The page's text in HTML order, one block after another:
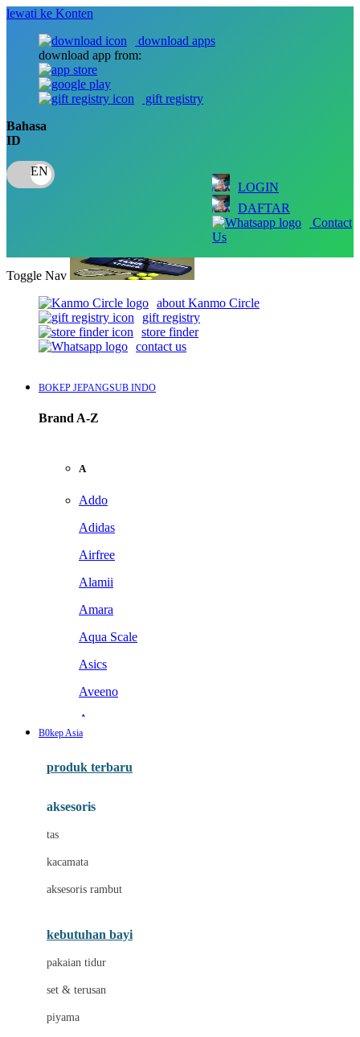
lewati ke Konten
download apps
download app from:
gift registry
Bahasa
ID
LOGIN
DAFTAR
Contact
Us
Toggle Nav
about Kanmo Circle
gift registry
store finder
contact us
BOKEP JEPANGSUB INDO
Brand A-Z
A
Addo
Adidas
Airfree
Alamii
Amara
Aqua Scale
Asics
Aveeno
Awan
Baabaasheepz
Baby Dove
Baby Jogger
B0kep Asia
produk terbaru
aksesoris
tas
kacamata
aksesoris rambut
kebutuhan bayi
pakaian tidur
set & terusan
piyama